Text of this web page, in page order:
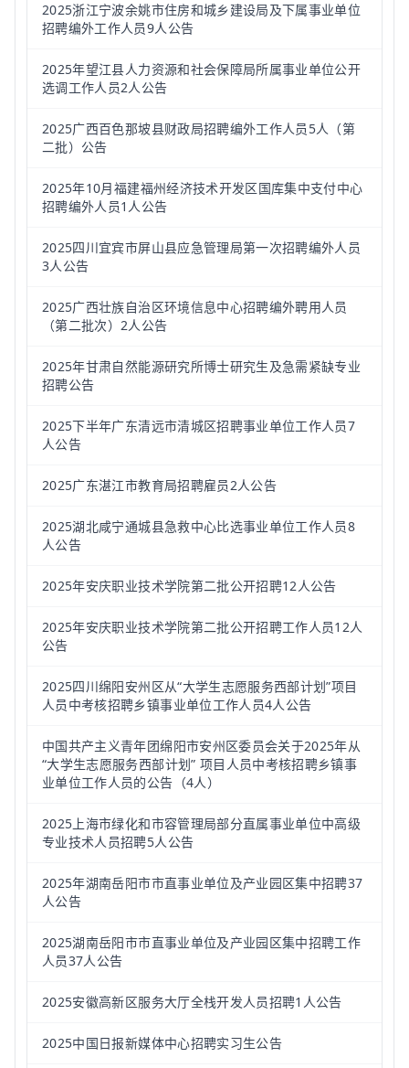
2025浙江宁波余姚市住房和城乡建设局及下属事业单位
招聘编外工作人员9人公告
2025年望江县人力资源和社会保障局所属事业单位公开
选调工作人员2人公告
2025广西百色那坡县财政局招聘编外工作人员5人（第
二批）公告
2025年10月福建福州经济技术开发区国库集中支付中心
招聘编外人员1人公告
2025四川宜宾市屏山县应急管理局第一次招聘编外人员
3人公告
2025广西壮族自治区环境信息中心招聘编外聘用人员
（第二批次）2人公告
2025年甘肃自然能源研究所博士研究生及急需紧缺专业
招聘公告
2025下半年广东清远市清城区招聘事业单位工作人员7
人公告
2025广东湛江市教育局招聘雇员2人公告
2025湖北咸宁通城县急救中心比选事业单位工作人员8
人公告
2025年安庆职业技术学院第二批公开招聘12人公告
2025年安庆职业技术学院第二批公开招聘工作人员12人
公告
2025四川绵阳安州区从“大学生志愿服务西部计划”项目
人员中考核招聘乡镇事业单位工作人员4人公告
中国共产主义青年团绵阳市安州区委员会关于2025年从
“大学生志愿服务西部计划” 项目人员中考核招聘乡镇事
业单位工作人员的公告（4人）
2025上海市绿化和市容管理局部分直属事业单位中高级
专业技术人员招聘5人公告
2025年湖南岳阳市市直事业单位及产业园区集中招聘37
人公告
2025湖南岳阳市市直事业单位及产业园区集中招聘工作
人员37人公告
2025安徽高新区服务大厅全栈开发人员招聘1人公告
2025中国日报新媒体中心招聘实习生公告